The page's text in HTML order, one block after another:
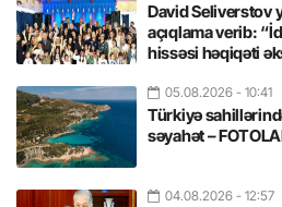
David Seliverstov
açıqlama verib:
hissəsi həqiqəti
05.08.2026 - 10:41
Türkiyə
səyahət –
04.08.2026 - 12:57